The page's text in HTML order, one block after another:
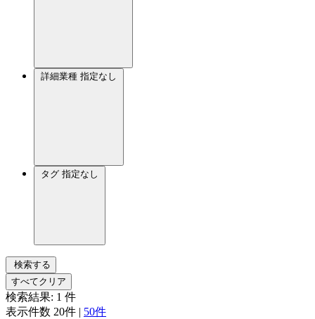
詳細業種 指定なし
タグ 指定なし
検索する
すべてクリア
検索結果: 1 件
表示件数 20件 | 50件